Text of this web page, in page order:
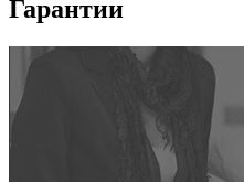
Гарантии